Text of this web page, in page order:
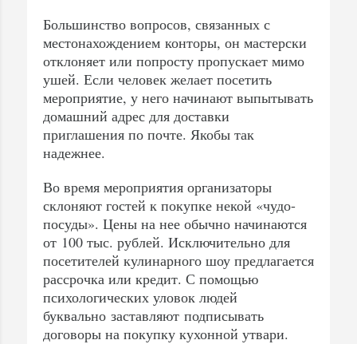
Большинство вопросов, связанных с
местонахождением конторы, он мастерски
отклоняет или попросту пропускает мимо
ушей. Если человек желает посетить
мероприятие, у него начинают выпытывать
домашний адрес для доставки
приглашения по почте. Якобы так
надежнее.
Во время мероприятия организаторы
склоняют гостей к покупке некой «чудо-
посуды». Цены на нее обычно начинаются
от 100 тыс. рублей. Исключительно для
посетителей кулинарного шоу предлагается
рассрочка или кредит. С помощью
психологических уловок людей
буквально заставляют подписывать
договоры на покупку кухонной утвари.